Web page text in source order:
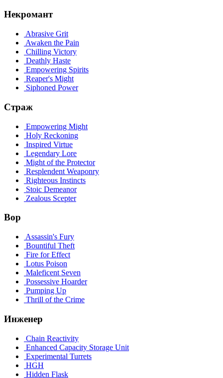
Некромант
Abrasive Grit
Awaken the Pain
Chilling Victory
Deathly Haste
Empowering Spirits
Reaper's Might
Siphoned Power
Страж
Empowering Might
Holy Reckoning
Inspired Virtue
Legendary Lore
Might of the Protector
Resplendent Weaponry
Righteous Instincts
Stoic Demeanor
Zealous Scepter
Вор
Assassin's Fury
Bountiful Theft
Fire for Effect
Lotus Poison
Maleficent Seven
Possessive Hoarder
Pumping Up
Thrill of the Crime
Инженер
Chain Reactivity
Enhanced Capacity Storage Unit
Experimental Turrets
HGH
Hidden Flask